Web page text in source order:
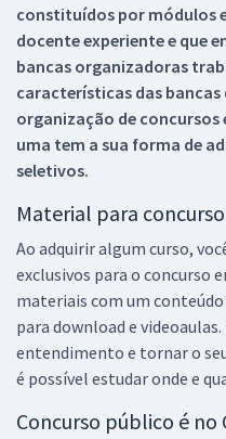
constituídos por módulos
docente experiente e que
bancas organizadoras
características das
organização de
uma tem a sua forma de
seletivos.
Material para concurso
Ao adquirir algum curso,
exclusivos para o concurso
materiais com um
para download e
entendimento e tornar o
é possível estudar onde e
Concurso público é no